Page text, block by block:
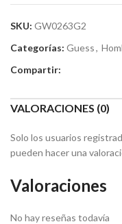
SKU: GW0263G2
Categorías: Guess,
Compartir:
VALORACIONES (0)
Valoraciones
No hay reseñas todavía
Solo los usuarios
pueden hacer una